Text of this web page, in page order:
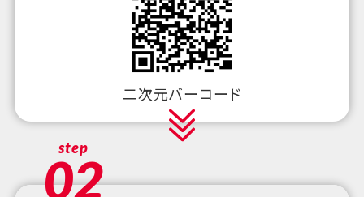
二次元バーコード
step
02